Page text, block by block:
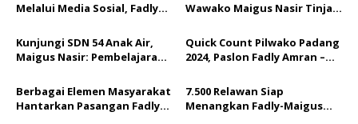
p
s
Melalui Media Sosial, Fadly
Wawako Maigus Nasir Tinjau
Kunjungi SDN 54 Anak Air,
Maigus Nasir: Pembelajaran
Progul Wako Fadly Amran
Quick Count Pilwako Padang
2024, Paslon Fadly Amran –
Sementara 55 persen Suara
Berbagai Elemen Masyarakat
Hantarkan Pasangan Fadly
7.500 Relawan Siap
Menangkan Fadly-Maigus